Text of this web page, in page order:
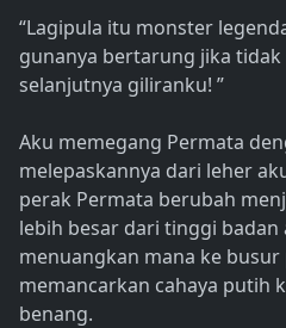
“Lagipula itu monster
gunanya bertarung jika tidak
selanjutnya giliranku! ”
Aku memegang Permata
melepaskannya dari leher
perak Permata berubah
lebih besar dari tinggi badan
menuangkan mana ke
memancarkan cahaya putih
benang.